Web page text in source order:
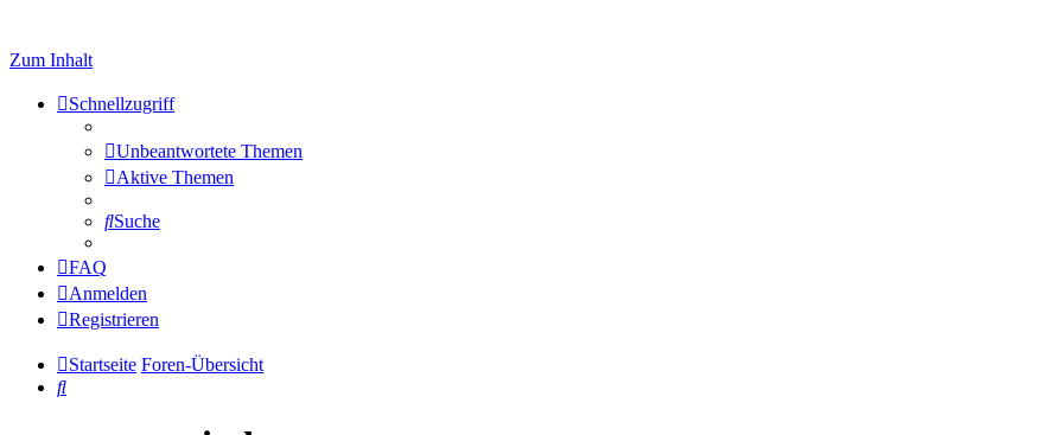
Zum Inhalt
Schnellzugriff
Unbeantwortete Themen
Aktive Themen
Suche
FAQ
Anmelden
Registrieren
Startseite Foren-Übersicht
Suche